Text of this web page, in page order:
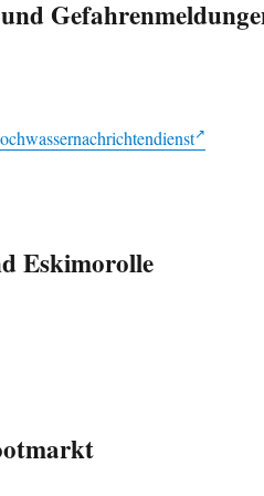
Eskimorolle